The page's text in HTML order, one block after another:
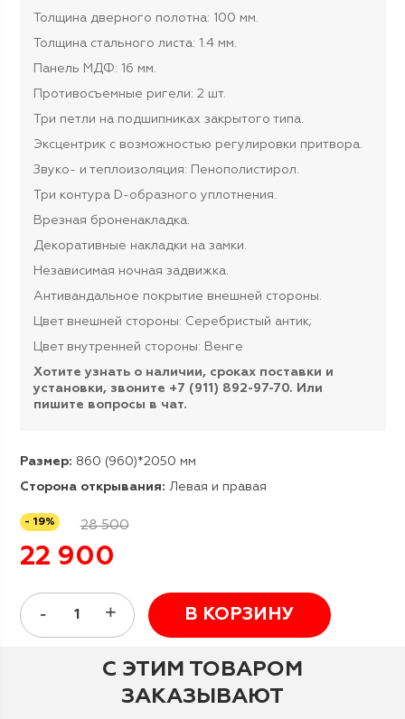
Толщина дверного полотна: 100 мм.
Толщина стального листа: 1.4 мм.
Панель МДФ: 16 мм.
Противосъемные ригели: 2 шт.
Три петли на подшипниках закрытого типа.
Эксцентрик с возможностью регулировки притвора.
Звуко- и теплоизоляция: Пенополистирол.
Три контура D-образного уплотнения.
Врезная броненакладка.
Декоративные накладки на замки.
Независимая ночная задвижка.
Антивандальное покрытие внешней стороны.
Цвет внешней стороны: Серебристый антик;
Цвет внутренней стороны: Венге
Хотите узнать о наличии, сроках поставки и
установки, звоните +7 (911) 892-97-70. Или
пишите вопросы в чат.
Размер: 860 (960)*2050 мм
Сторона открывания: Левая и правая
- 19% 28 500
22 900
В КОРЗИНУ
С ЭТИМ ТОВАРОМ
ЗАКАЗЫВАЮТ